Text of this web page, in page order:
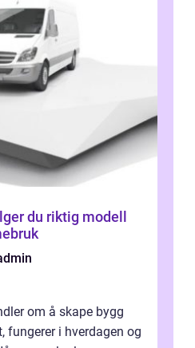
om å skape bygg
fungerer i hverdagen og